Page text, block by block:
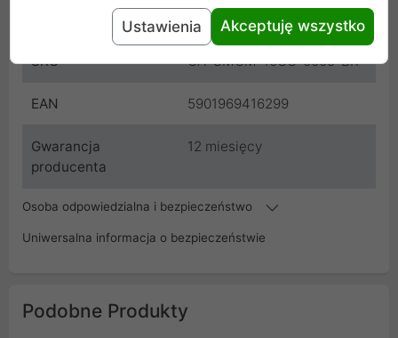
CA-CMCM-10CU-0005-BK
SKU CA-CMCM-10CU-0005-BK
EAN 5901969416299
Gwarancja
producenta
12 miesięcy
Osoba odpowiedzialna i bezpieczeństwo
Uniwersalna informacja o bezpieczeństwie
Podobne Produkty
Ustawienia Akceptuję wszystko